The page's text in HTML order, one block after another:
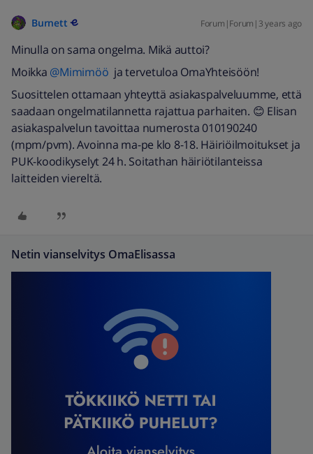
Burnett Forum|Forum|3 years ago
Minulla on sama ongelma. Mikä auttoi?
Moikka @Mimimöö ja tervetuloa OmaYhteisöön!
Suosittelen ottamaan yhteyttä asiakaspalveluumme, että
saadaan ongelmatilannetta rajattua parhaiten. 😊 Elisan
asiakaspalvelun tavoittaa numerosta 010190240
(mpm/pvm). ​Avoinna ma-pe klo 8-18. Häiriöilmoitukset ja
PUK-koodikyselyt24 h. Soitathan häiriötilanteissa
laitteiden viereltä. ​
Netin vianselvitys OmaElisassa